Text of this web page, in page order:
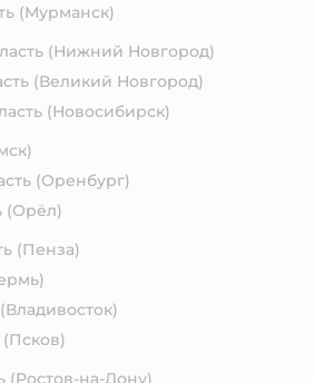
(Мурманск)
(Нижний Новгород)
(Великий Новгород)
(Новосибирск)
(Оренбург)
(Орёл)
(Пенза)
(Владивосток)
(Псков)
(Ростов-на-Дону)